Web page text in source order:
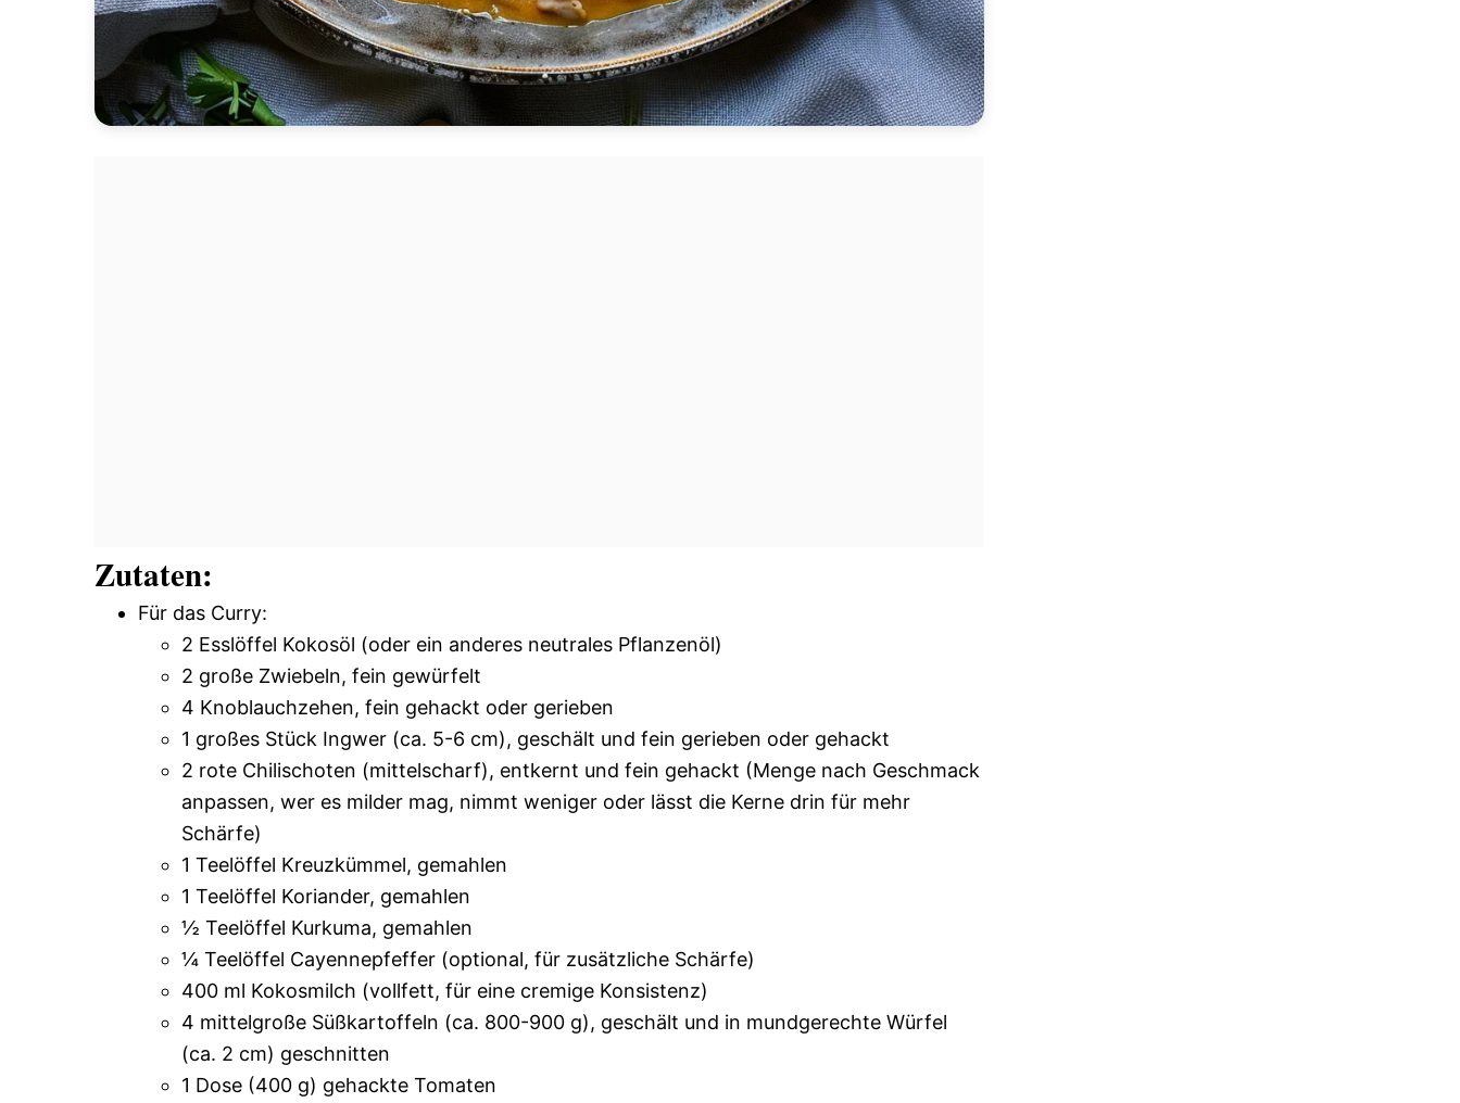
Zutaten:
Für das Curry:
2 Esslöffel Kokosöl (oder ein anderes neutrales Pflanzenöl)
2 große Zwiebeln, fein gewürfelt
4 Knoblauchzehen, fein gehackt oder gerieben
1 großes Stück Ingwer (ca. 5-6 cm), geschält und fein gerieben oder gehackt
2 rote Chilischoten (mittelscharf), entkernt und fein gehackt (Menge nach Geschmack
anpassen, wer es milder mag, nimmt weniger oder lässt die Kerne drin für mehr
Schärfe)
1 Teelöffel Kreuzkümmel, gemahlen
1 Teelöffel Koriander, gemahlen
½ Teelöffel Kurkuma, gemahlen
¼ Teelöffel Cayennepfeffer (optional, für zusätzliche Schärfe)
400 ml Kokosmilch (vollfett, für eine cremige Konsistenz)
4 mittelgroße Süßkartoffeln (ca. 800-900 g), geschält und in mundgerechte Würfel
(ca. 2 cm) geschnitten
1 Dose (400 g) gehackte Tomaten